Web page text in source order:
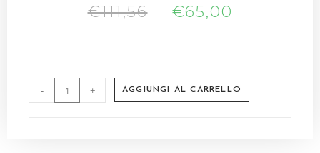
€111,56 €65,00
- + AGGIUNGI AL CARRELLO